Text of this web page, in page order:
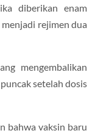
diberikan enam
rejimen dua
mengembalikan
setelah dosis
bahwa vaksin baru